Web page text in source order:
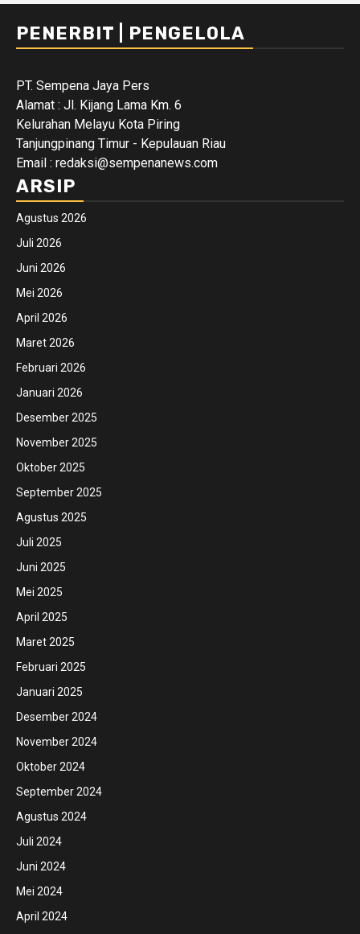
PENERBIT | PENGELOLA
PT. Sempena Jaya Pers
Alamat : Jl. Kijang Lama Km. 6
Kelurahan Melayu Kota Piring
Tanjungpinang Timur - Kepulauan Riau
Email : redaksi@sempenanews.com
ARSIP
Agustus 2026
Juli 2026
Juni 2026
Mei 2026
April 2026
Maret 2026
Februari 2026
Januari 2026
Desember 2025
November 2025
Oktober 2025
September 2025
Agustus 2025
Juli 2025
Juni 2025
Mei 2025
April 2025
Maret 2025
Februari 2025
Januari 2025
Desember 2024
November 2024
Oktober 2024
September 2024
Agustus 2024
Juli 2024
Juni 2024
Mei 2024
April 2024